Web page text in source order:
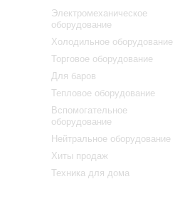
Электромеханическое
оборудование
Холодильное оборудование
Торговое оборудование
Для баров
Тепловое оборудование
Вспомогательное
оборудование
Нейтральное оборудование
Хиты продаж
Техника для дома